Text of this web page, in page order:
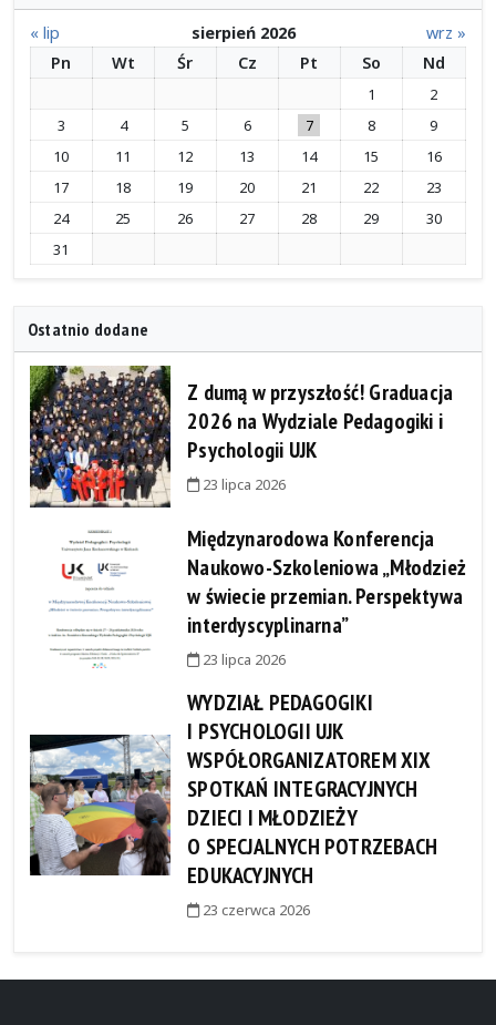
« lip sierpień 2026
wrz »
Pn
Wt Śr Cz Pt So Nd
1
2
3
4 5 6 7 8
9
10
11 12 13 14 15
16
17
18 19 20 21 22
23
24
25 26 27 28 29
30
31
Ostatnio dodane
Z dumą w przyszłość! Graduacja
2026 na Wydziale Pedagogiki i
Psychologii UJK
23 lipca 2026
Międzynarodowa Konferencja
Naukowo-Szkoleniowa „Młodzież
w świecie przemian. Perspektywa
interdyscyplinarna”
23 lipca 2026
WYDZIAŁ PEDAGOGIKI
I PSYCHOLOGII UJK
WSPÓŁORGANIZATOREM XIX
SPOTKAŃ INTEGRACYJNYCH
DZIECI I MŁODZIEŻY
O SPECJALNYCH POTRZEBACH
EDUKACYJNYCH
23 czerwca 2026